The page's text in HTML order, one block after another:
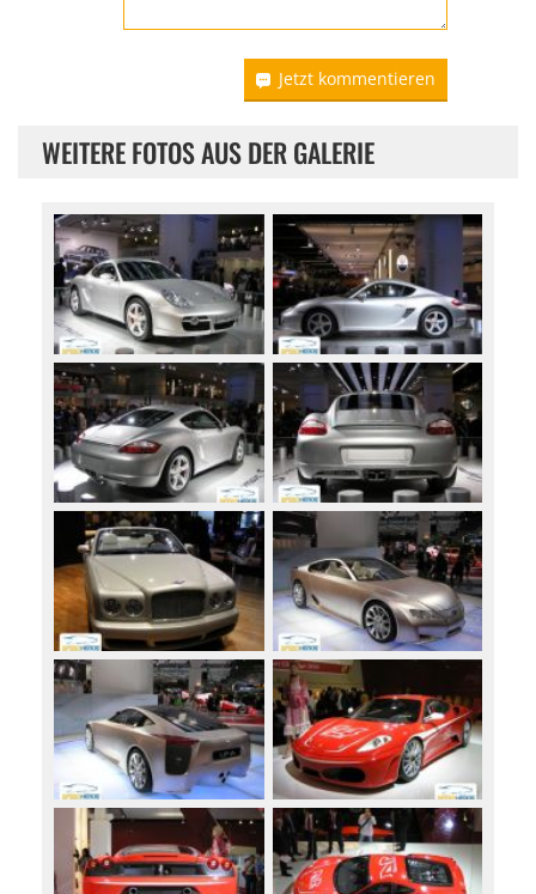
Jetzt kommentieren
WEITERE FOTOS AUS DER GALERIE